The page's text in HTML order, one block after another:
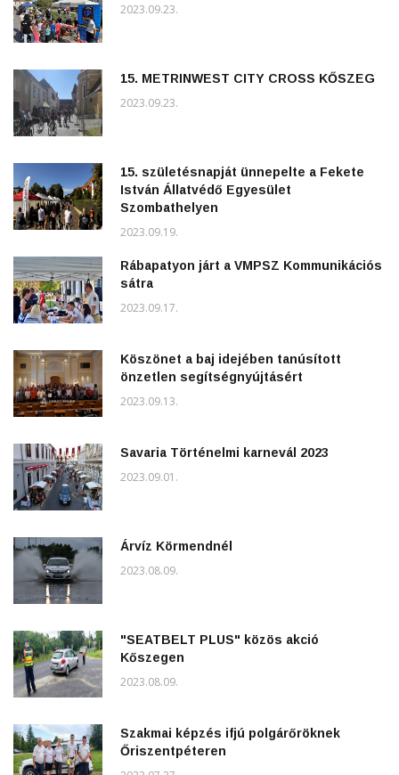
2023.09.23.
15. METRINWEST CITY CROSS KŐSZEG
2023.09.23.
15. születésnapját ünnepelte a Fekete
István Állatvédő Egyesület
Szombathelyen
2023.09.19.
Rábapatyon járt a VMPSZ Kommunikációs
sátra
2023.09.17.
Köszönet a baj idejében tanúsított
önzetlen segítségnyújtásért
2023.09.13.
Savaria Történelmi karnevál 2023
2023.09.01.
Árvíz Körmendnél
2023.08.09.
"SEATBELT PLUS" közös akció
Kőszegen
2023.08.09.
Szakmai képzés ifjú polgárőröknek
Őriszentpéteren